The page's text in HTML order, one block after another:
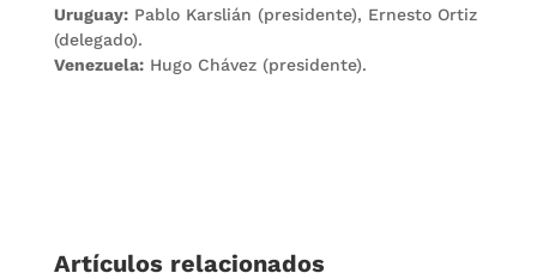
Uruguay:Pablo Karslián (presidente), Ernesto Ortiz
(delegado).
Venezuela:Hugo Chávez (presidente).
Artículos relacionados